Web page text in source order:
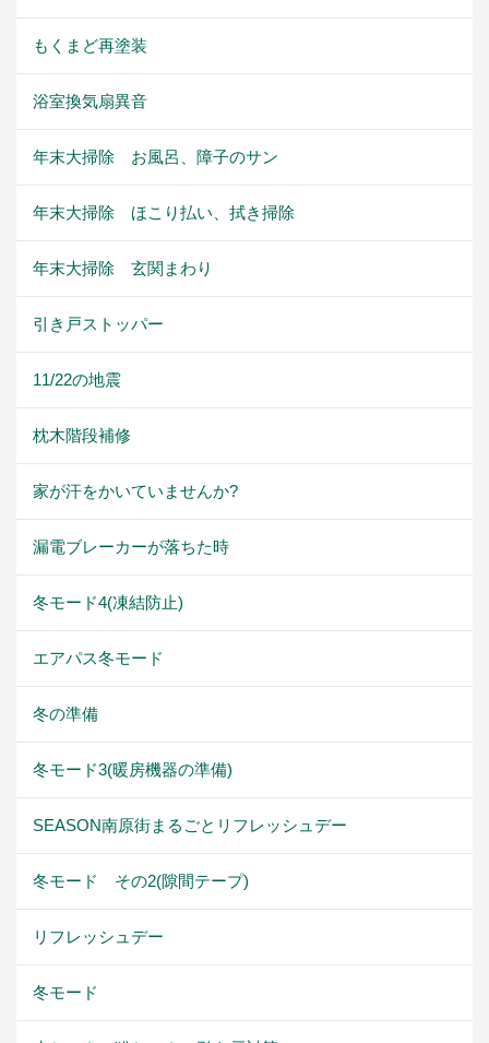
もくまど再塗装
浴室換気扇異音
年末大掃除 お風呂、障子のサン
年末大掃除 ほこり払い、拭き掃除
年末大掃除 玄関まわり
引き戸ストッパー
11/22の地震
枕木階段補修
家が汗をかいていませんか?
漏電ブレーカーが落ちた時
冬モード4(凍結防止)
エアパス冬モード
冬の準備
冬モード3(暖房機器の準備)
SEASON南原街まるごとリフレッシュデー
冬モード その2(隙間テープ)
リフレッシュデー
冬モード